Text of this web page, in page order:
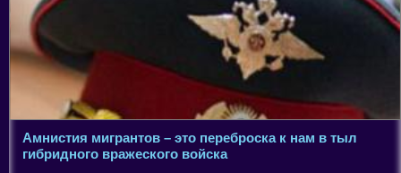
Амнистия мигрантов – это переброска к нам в тыл
гибридного вражеского войска